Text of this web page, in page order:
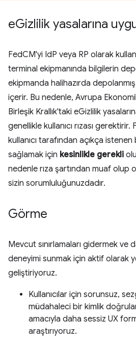
eGizlilik yasalarına
FedCM'yi IdP veya RP olarak
terminal ekipmanında bilgilerin
ekipmanda halihazırda
içerir. Bu nedenle, Avrupa
Birleşik Krallık'taki eGizlilik
genellikle kullanıcı rızası gerektirir.
kullanıcı tarafından açıkça
sağlamak için kesinlikle gerekli
nedenle rıza şartından muaf olup
sizin sorumluluğunuzdadır.
Görme
Mevcut sınırlamaları gidermek ve
deneyimi sunmak için aktif olarak
geliştiriyoruz.
Kullanıcılar için sorunsuz,
müdahaleci bir kimlik
amacıyla daha sessiz UX
araştırıyoruz.